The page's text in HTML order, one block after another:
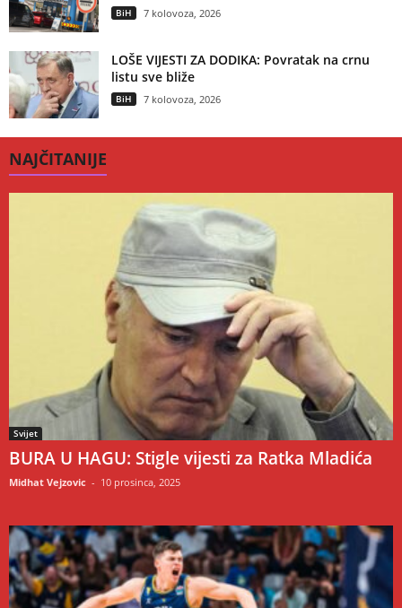
BiH 7 kolovoza, 2026
LOŠE VIJESTI ZA DODIKA: Povratak na crnu
listu sve bliže
BiH 7 kolovoza, 2026
NAJČITANIJE
Svijet
BURA U HAGU: Stigle vijesti za Ratka Mladića
Midhat Vejzovic - 10 prosinca, 2025